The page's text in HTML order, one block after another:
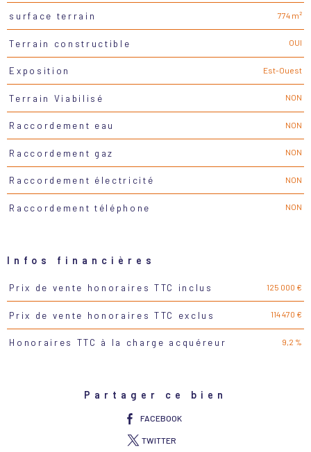
surface terrain 774 m²
Terrain constructible OUI
Exposition Est-Ouest
Terrain Viabilisé NON
Raccordement eau NON
Raccordement gaz NON
Raccordement électricité NON
Raccordement téléphone NON
Infos financières
Caractéristiques Valeurs
Prix de vente honoraires TTC inclus 125 000 €
Prix de vente honoraires TTC exclus 114 470 €
Honoraires TTC à la charge acquéreur 9,2 %
Partager ce bien
FACEBOOK
TWITTER